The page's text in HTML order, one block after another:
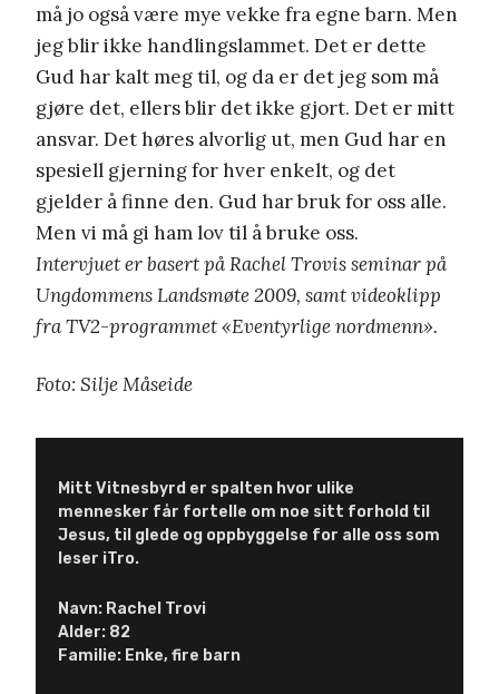
må jo også være mye vekke fra egne barn. Men
jeg blir ikke handlingslammet. Det er dette
Gud har kalt meg til, og da er det jeg som må
gjøre det, ellers blir det ikke gjort. Det er mitt
ansvar. Det høres alvorlig ut, men Gud har en
spesiell gjerning for hver enkelt, og det
gjelder å finne den. Gud har bruk for oss alle.
Men vi må gi ham lov til å bruke oss.
Intervjuet er basert på Rachel Trovis seminar på
Ungdommens Landsmøte 2009, samt videoklipp
fra TV2-programmet «Eventyrlige nordmenn».
Foto: Silje Måseide
Mitt Vitnesbyrd er spalten hvor ulike
mennesker får fortelle om noe sitt forhold til
Jesus, til glede og oppbyggelse for alle oss som
leser iTro.
Navn: Rachel Trovi
Alder: 82
Familie: Enke, fire barn